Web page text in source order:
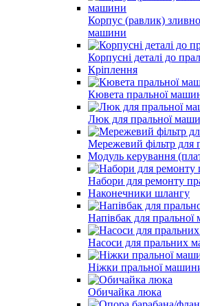
Корпус (равлик)
машини
Корпусні деталі до
Кріплення
Кювета пральної
Люк для пральної
Мережевий фільтр для
Модуль керування
Набори для ремонту
Наконечники шлангу
Напівбак для
Насоси для пральних
Ніжки пральної
Обичайка люка